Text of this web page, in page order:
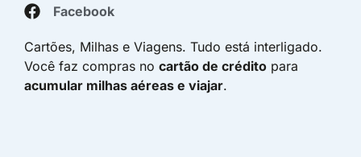
Facebook
Cartões, Milhas e Viagens. Tudo está interligado.
Você faz compras no cartão de crédito para
acumular milhas aéreas e viajar.